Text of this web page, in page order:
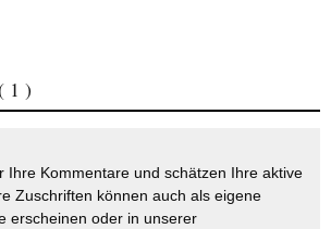
1 )
Ihre Kommentare und schätzen Ihre aktive
Zuschriften können auch als eigene
erscheinen oder in unserer